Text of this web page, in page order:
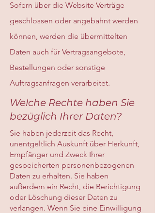
Sofern über die Website Verträge
geschlossen oder angebahnt werden
können, werden die übermittelten
Daten auch für Vertragsangebote,
Bestellungen oder sonstige
Auftragsanfragen verarbeitet.
Welche Rechte haben Sie
bezüglich Ihrer Daten?
Sie haben jederzeit das Recht,
unentgeltlich Auskunft über Herkunft,
Empfänger und Zweck Ihrer
gespeicherten personenbezogenen
Daten zu erhalten. Sie haben
außerdem ein Recht, die Berichtigung
oder Löschung dieser Daten zu
verlangen. Wenn Sie eine Einwilligung